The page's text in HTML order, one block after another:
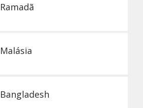
Ramadã
Malásia
Bangladesh